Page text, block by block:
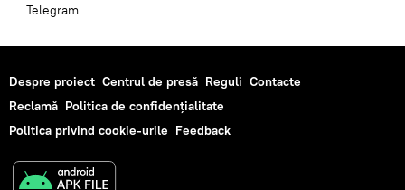
Telegram
Despre proiect Centrul de presă Reguli Contacte
Reclamă Politica de confidențialitate
Politica privind cookie-urile Feedback